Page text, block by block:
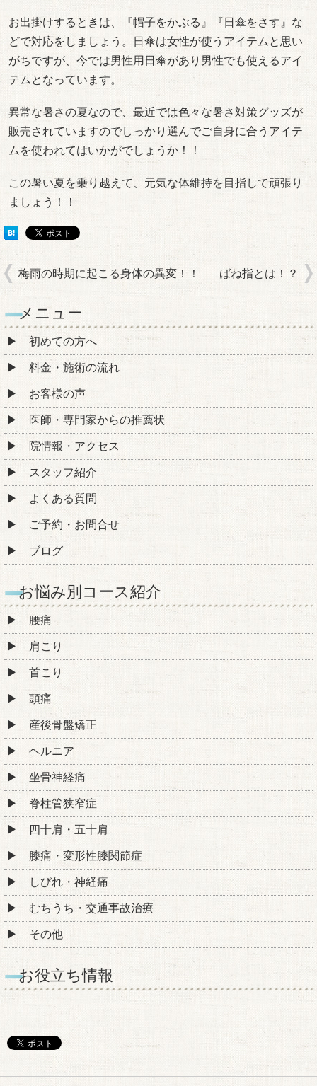
お出掛けするときは、『帽子をかぶる』『日傘をさす』な
どで対応をしましょう。日傘は女性が使うアイテムと思い
がちですが、今では男性用日傘があり男性でも使えるアイ
テムとなっています。
異常な暑さの夏なので、最近では色々な暑さ対策グッズが
販売されていますのでしっかり選んでご自身に合うアイテ
ムを使われてはいかがでしょうか！！
この暑い夏を乗り越えて、元気な体維持を目指して頑張り
ましょう！！
梅雨の時期に起こる身体の異変！！ ばね指とは！？
メニュー
初めての方へ
料金・施術の流れ
お客様の声
医師・専門家からの推薦状
院情報・アクセス
スタッフ紹介
よくある質問
ご予約・お問合せ
ブログ
お悩み別コース紹介
腰痛
肩こり
首こり
頭痛
産後骨盤矯正
ヘルニア
坐骨神経痛
脊柱管狭窄症
四十肩・五十肩
膝痛・変形性膝関節症
しびれ・神経痛
むちうち・交通事故治療
その他
お役立ち情報